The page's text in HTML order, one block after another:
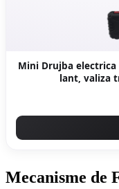
Mini Drujba electrica
lant, valiza
Mecanisme de